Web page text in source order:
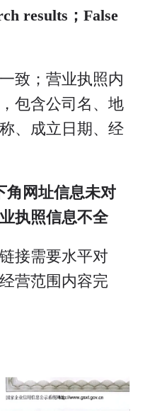
results；False
致；营业执照内
包含公司名、地
、成立日期、经
角网址信息未对
执照信息不全
接需要水平对
营范围内容完